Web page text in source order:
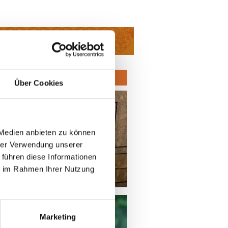
Über Cookies
anbieten zu können
Verwendung unserer
diese Informationen
Rahmen Ihrer Nutzung
Marketing
& Retreats
Zur Anmeldung